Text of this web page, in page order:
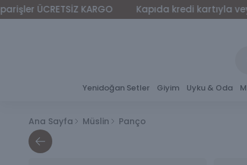
KARGO Kapıda kredi kartıyla veya
Yenidoğan Setler Giyim Uyku & Oda
Ana Sayfa Müslin Panço